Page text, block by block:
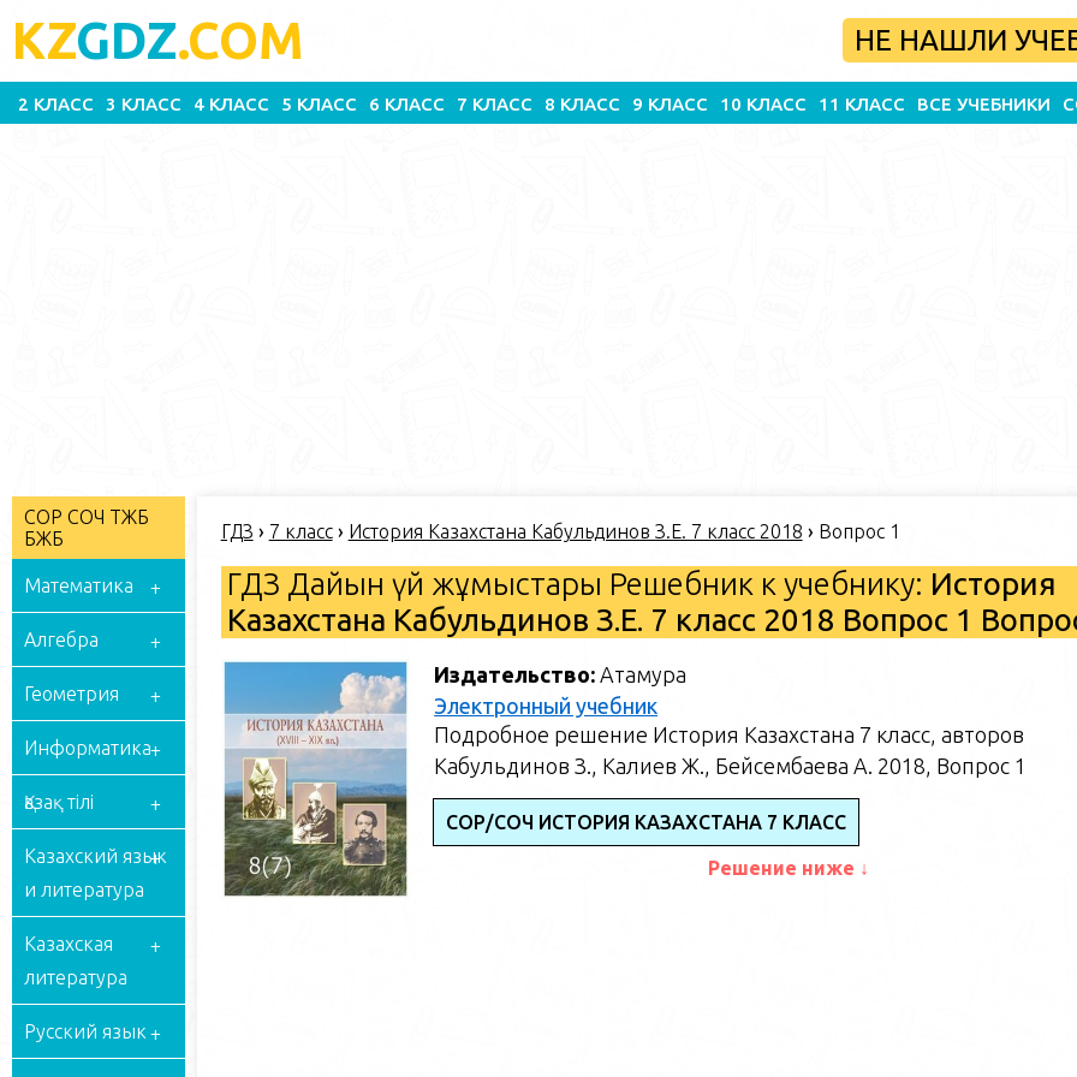
KZGDZ.COM НЕ НАШЛИ
2 КЛАСС 3 КЛАСС 4 КЛАСС 5 КЛАСС 6 КЛАСС 7 КЛАСС 8 КЛАСС 9 КЛАСС 10 КЛАСС 11 КЛАСС ВСЕ УЧЕБНИКИ
СОР СОЧ ТЖБ
БЖБ
Математика
Алгебра
Геометрия
Информатика
Қазақ тілі
Казахский язык
и литература
Казахская
литература
Русский язык
ГДЗ › 7 класс› История Казахстана Кабульдинов З.Е. 7 класс 2018 › Вопрос 1
ГДЗ Дайын үй жұмыстары Решебник к учебнику: История
Казахстана Кабульдинов З.Е. 7 класс 2018 Вопрос 1
Издательство:Атамура
Электронный учебник
Подробное решение История Казахстана 7 класс, авторов
Кабульдинов З., Калиев Ж., Бейсембаева А. 2018, Вопрос 1
СОР/СОЧ ИСТОРИЯ КАЗАХСТАНА 7 КЛАСС
Решение ниже ↓